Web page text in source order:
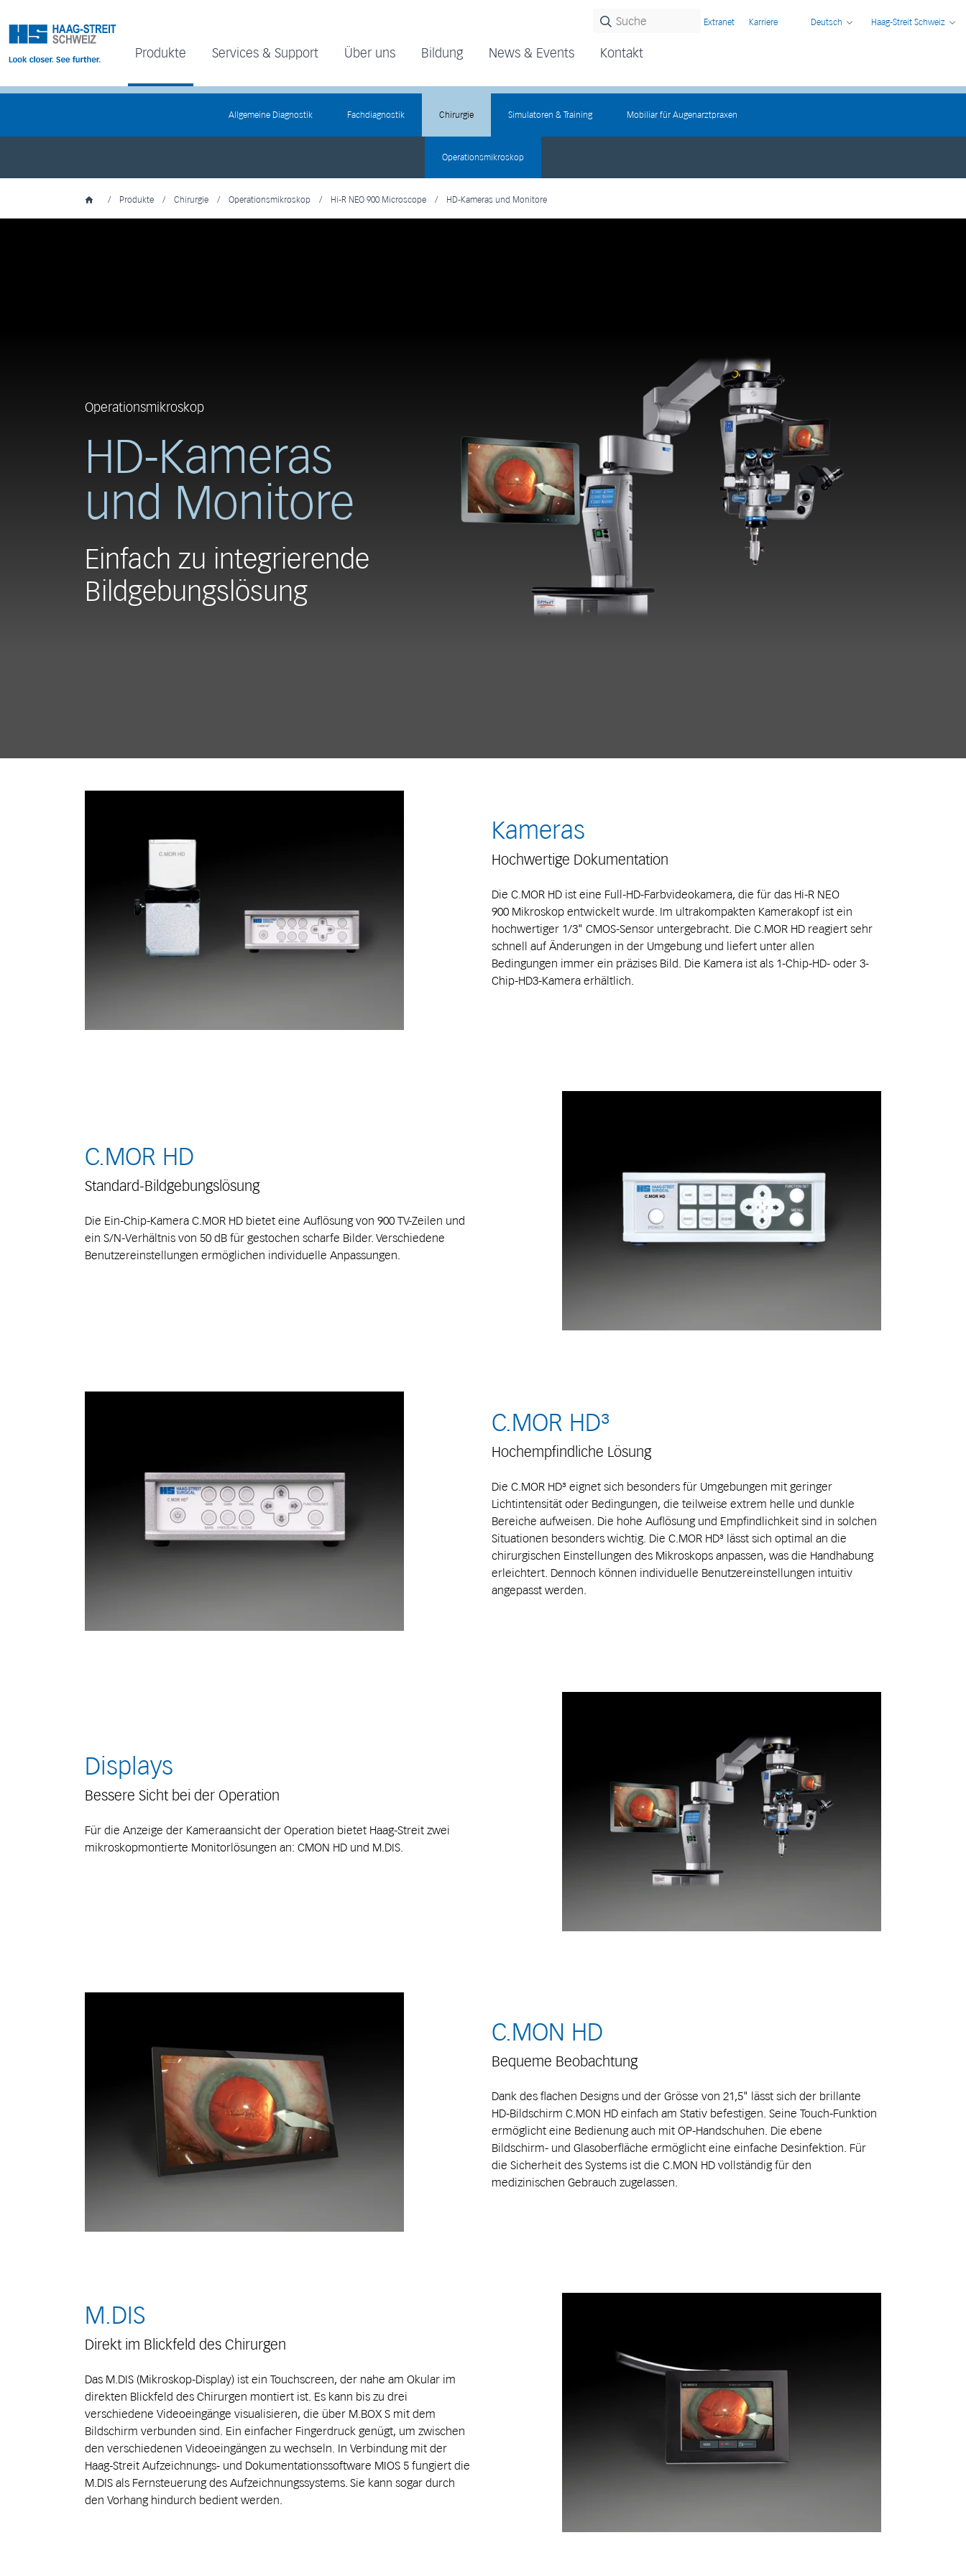
Produkte Services & Support Über uns Bildung News & Events Kontakt
Extranet Karriere Deutsch Haag-Streit Schweiz
Allgemeine Diagnostik Fachdiagnostik Chirurgie Simulatoren & Training Mobiliar für Augenarztpraxen
Operationsmikroskop
/ Produkte / Chirurgie / Operationsmikroskop / Hi-R NEO 900 Microscope / HD-Kameras und Monitore
Operationsmikroskop
HD-Kameras
und Monitore
Einfach zu integrierende
Bildgebungslösung
Kameras
Hochwertige Dokumentation
Die C.MOR HD ist eine Full-HD-Farbvideokamera, die für das Hi-R NEO
900 Mikroskop entwickelt wurde. Im ultrakompakten Kamerakopf ist ein
hochwertiger 1/3" CMOS-Sensor untergebracht. Die C.MOR HD reagiert sehr
schnell auf Änderungen in der Umgebung und liefert unter allen
Bedingungen immer ein präzises Bild. Die Kamera ist als 1-Chip-HD- oder 3-
Chip-HD3-Kamera erhältlich.
C.MOR HD
Standard-Bildgebungslösung
Die Ein-Chip-Kamera C.MOR HD bietet eine Auflösung von 900 TV-Zeilen und
ein S/N-Verhältnis von 50 dB für gestochen scharfe Bilder. Verschiedene
Benutzereinstellungen ermöglichen individuelle Anpassungen.
C.MOR HD³
Hochempfindliche Lösung
Die C.MOR HD³ eignet sich besonders für Umgebungen mit geringer
Lichtintensität oder Bedingungen, die teilweise extrem helle und dunkle
Bereiche aufweisen. Die hohe Auflösung und Empfindlichkeit sind in solchen
Situationen besonders wichtig. Die C.MOR HD³ lässt sich optimal an die
chirurgischen Einstellungen des Mikroskops anpassen, was die Handhabung
erleichtert. Dennoch können individuelle Benutzereinstellungen intuitiv
angepasst werden.
Displays
Bessere Sicht bei der Operation
Für die Anzeige der Kameraansicht der Operation bietet Haag-Streit zwei
mikroskopmontierte Monitorlösungen an: CMON HD und M.DIS.
C.MON HD
Bequeme Beobachtung
Dank des flachen Designs und der Grösse von 21,5" lässt sich der brillante
HD-Bildschirm C.MON HD einfach am Stativ befestigen. Seine Touch-Funktion
ermöglicht eine Bedienung auch mit OP-Handschuhen. Die ebene
Bildschirm- und Glasoberfläche ermöglicht eine einfache Desinfektion. Für
die Sicherheit des Systems ist die C.MON HD vollständig für den
medizinischen Gebrauch zugelassen.
M.DIS
Direkt im Blickfeld des Chirurgen
Das M.DIS (Mikroskop-Display) ist ein Touchscreen, der nahe am Okular im
direkten Blickfeld des Chirurgen montiert ist. Es kann bis zu drei
verschiedene Videoeingänge visualisieren, die über M.BOX S mit dem
Bildschirm verbunden sind. Ein einfacher Fingerdruck genügt, um zwischen
den verschiedenen Videoeingängen zu wechseln. In Verbindung mit der
Haag-Streit Aufzeichnungs- und Dokumentationssoftware MIOS 5 fungiert die
M.DIS als Fernsteuerung des Aufzeichnungssystems. Sie kann sogar durch
den Vorhang hindurch bedient werden.